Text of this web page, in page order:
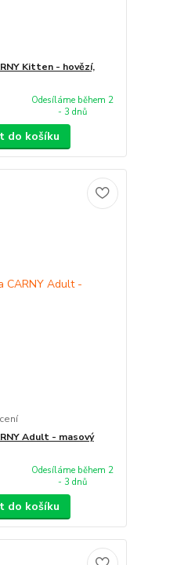
Kitten - hovězí,
Odesíláme během 2
- 3 dnů
do košíku
Adult - masový
Odesíláme během 2
- 3 dnů
do košíku